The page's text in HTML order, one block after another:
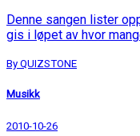
Denne sangen lister
gis i løpet av hvor
By QUIZSTONE
Musikk
2010-10-26